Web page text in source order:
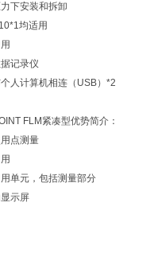
下安装和拆卸
均适用
记录仪
人计算机相连（USB）*2
FLM紧凑型优势简介：
点测量
单元，包括测量部分
示屏